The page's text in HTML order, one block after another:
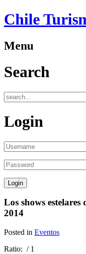
Chile
Menu
Search
Login
Los shows
2014
Posted in Eventos
Ratio: / 1